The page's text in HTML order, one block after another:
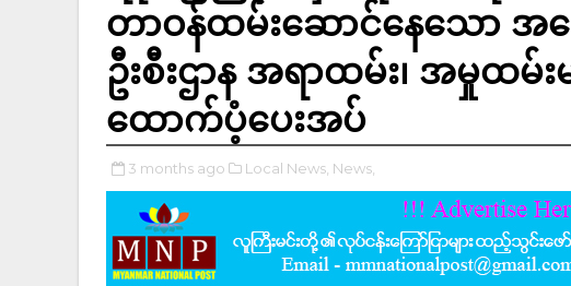
တာဝန်ထမ်းဆောင်နေသော အ
ဦးစီးဌာန အရာထမ်း၊ အမှုထမ်း
ထောက်ပံ့ပေးအပ်
3 months ago Local News, News,